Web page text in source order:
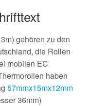
gehören zu den
die Rollen
mobilen EC
haben
57mmx15mx12mm
36mm)